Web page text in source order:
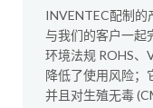
INVENTEC配制的
与我们的客户一起
环境法规 ROHS、
降低了使用风险；
并且对生殖无毒